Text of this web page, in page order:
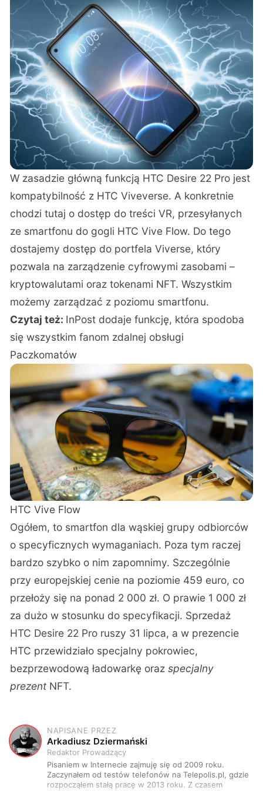
W zasadzie główną funkcją HTC Desire 22 Pro jest
kompatybilność z HTC Viveverse. A konkretnie
chodzi tutaj o dostęp do treści VR, przesyłanych
ze smartfonu do gogli HTC Vive Flow. Do tego
dostajemy dostęp do portfela Viverse, który
pozwala na zarządzenie cyfrowymi zasobami –
kryptowalutami oraz tokenami NFT. Wszystkim
możemy zarządzać z poziomu smartfonu.
Czytaj też: InPost dodaje funkcję, która spodoba
się wszystkim fanom zdalnej obsługi
Paczkomatów
HTC Vive Flow
Ogółem, to smartfon dla wąskiej grupy odbiorców
o specyficznych wymaganiach. Poza tym raczej
bardzo szybko o nim zapomnimy. Szczególnie
przy europejskiej cenie na poziomie 459 euro, co
przełoży się na ponad 2 000 zł. O prawie 1 000 zł
za dużo w stosunku do specyfikacji. Sprzedaż
HTC Desire 22 Pro ruszy 31 lipca, a w prezencie
HTC przewidziało specjalny pokrowiec,
bezprzewodową ładowarkę orazspecjalny
prezent NFT.
A
NAPISANE PRZEZ
Arkadiusz Dziermański
Redaktor Prowadzący
Pisaniem w Internecie zajmuję się od 2009 roku.
Zaczynałem od testów telefonów na Telepolis.pl, gdzie
rozpocząłem stałą pracę w 2013 roku. Z czasem